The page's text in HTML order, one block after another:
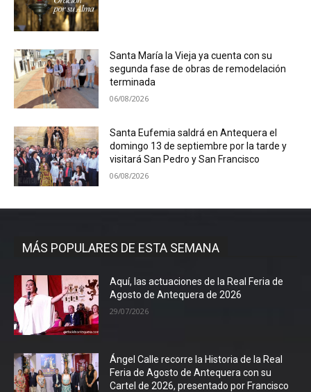
Santa María la Vieja ya cuenta con su
segunda fase de obras de remodelación
terminada
06/08/2026
Santa Eufemia saldrá en Antequera el
domingo 13 de septiembre por la tarde y
visitará San Pedro y San Francisco
06/08/2026
MÁS POPULARES DE ESTA SEMANA
Aquí, las actuaciones de la Real Feria de
Agosto de Antequera de 2026
29/07/2026
Ángel Calle recorre la Historia de la Real
Feria de Agosto de Antequera con su
Cartel de 2026, presentado por Francisco